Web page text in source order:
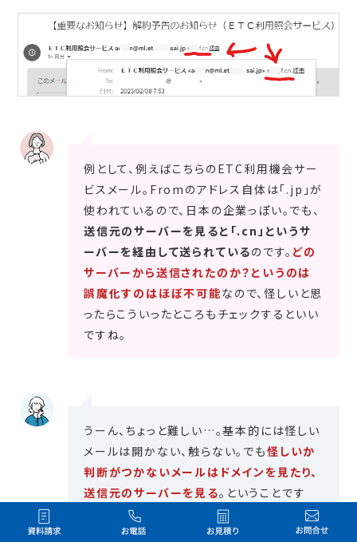
例として、例えばこちらのETC利用機会サー
ビスメール。Fromのアドレス自体は「.jp」が
使われているので、日本の企業っぽい。でも、
送信元のサーバーを見ると「.cn」というサ
ーバーを経由して送られているのです。 どの
サーバーから送信されたのか？というのは
誤魔化すのはほぼ不可能なので、怪しいと思
ったらこういったところもチェックするといい
ですね。
うーん、ちょっと難しい…。基本的には怪しい
メールは開かない、触らない。でも怪しいか
判断がつかないメールはドメインを見たり、
送信元のサーバーを見る。ということです